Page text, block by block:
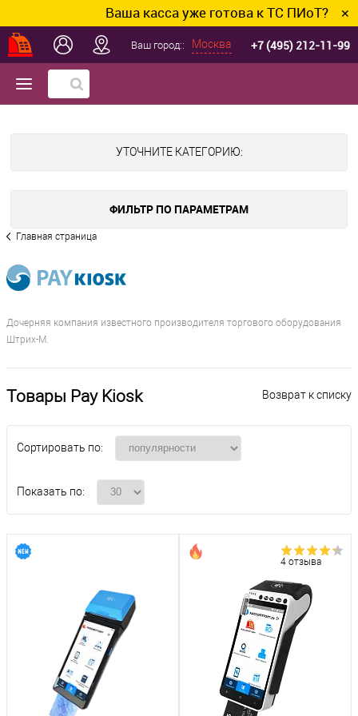
Ваша касса уже готова к ТС ПИоТ? ✕
Ваш город:: Москва +7 (495) 212-11-99
УТОЧНИТЕ КАТЕГОРИЮ:
ФИЛЬТР ПО ПАРАМЕТРАМ
Главная страница
Дочерняя компания известного производителя торгового оборудования
Штрих-М.
Возврат к списку
Товары Pay Kiosk
Сортировать по:
Показать по:
4 отзыва